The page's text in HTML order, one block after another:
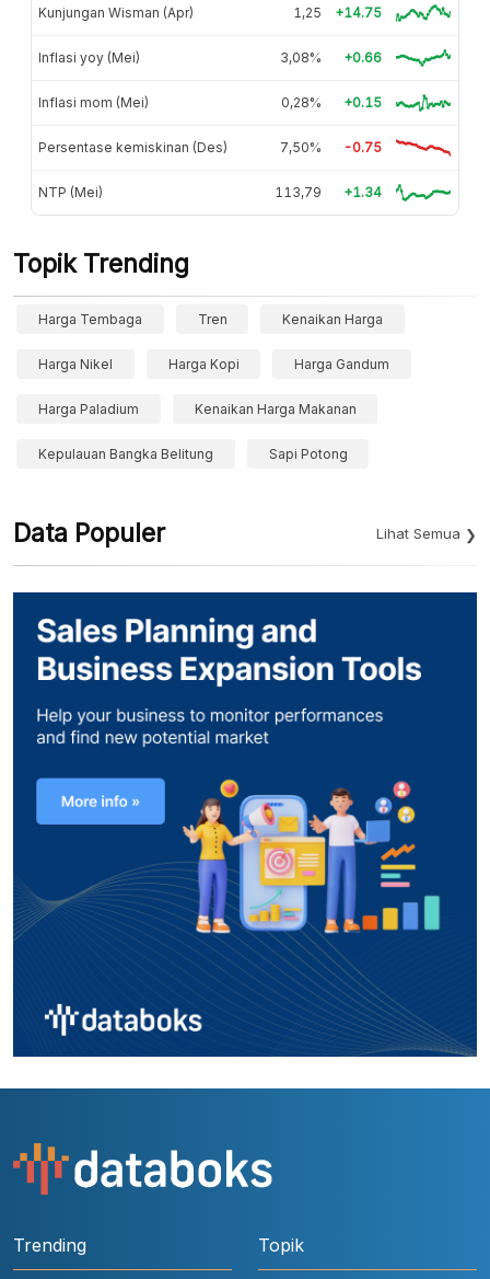
Kunjungan Wisman (Apr) 1,25 +14.75
Inflasi yoy (Mei) 3,08% +0.66
Inflasi mom (Mei) 0,28% +0.15
Persentase kemiskinan (Des) 7,50% -0.75
NTP (Mei) 113,79 +1.34
Topik Trending
Harga Tembaga Tren Kenaikan Harga
Harga Nikel Harga Kopi Harga Gandum
Harga Paladium Kenaikan Harga Makanan
Kepulauan Bangka Belitung Sapi Potong
Data Populer Lihat Semua
Trending Topik